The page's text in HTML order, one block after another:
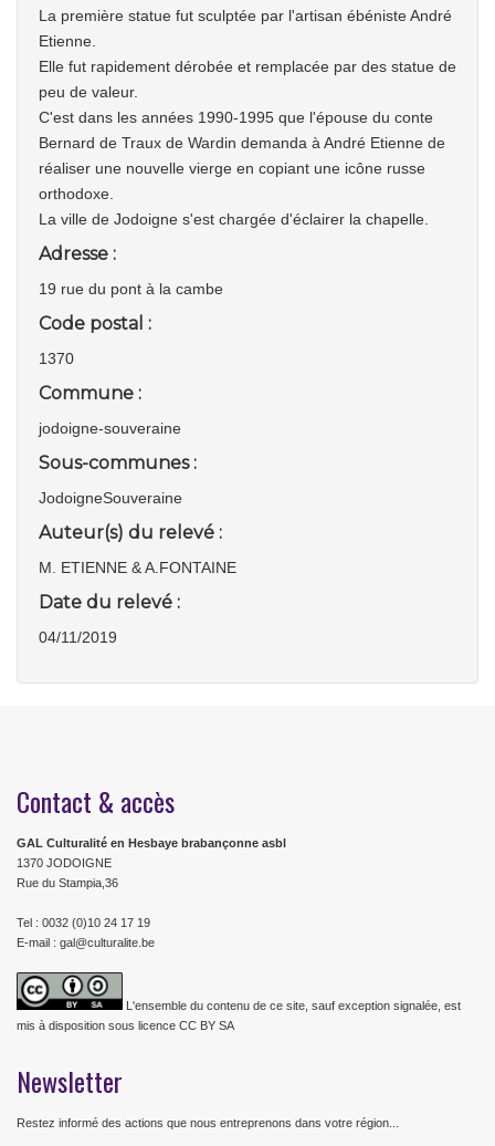
La première statue fut sculptée par l'artisan ébéniste André
Etienne.
Elle fut rapidement dérobée et remplacée par des statue de
peu de valeur.
C'est dans les années 1990-1995 que l'épouse du conte
Bernard de Traux de Wardin demanda à André Etienne de
réaliser une nouvelle vierge en copiant une icône russe
orthodoxe.
La ville de Jodoigne s'est chargée d'éclairer la chapelle.
Adresse :
19 rue du pont à la cambe
Code postal :
1370
Commune :
jodoigne-souveraine
Sous-communes :
JodoigneSouveraine
Auteur(s) du relevé :
M. ETIENNE & A.FONTAINE
Date du relevé :
04/11/2019
Contact & accès
GAL Culturalité en Hesbaye brabançonne asbl
1370 JODOIGNE
Rue du Stampia,36
Tel : 0032 (0)10 24 17 19
E-mail : gal@culturalite.be
L'ensemble du contenu de ce site, sauf exception signalée, est
mis à disposition sous licence CC BY SA
Newsletter
Restez informé des actions que nous entreprenons dans votre région...